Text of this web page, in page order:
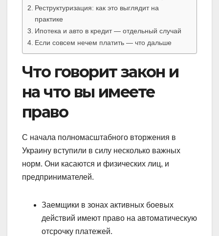
Реструктуризация: как это выглядит на
практике
Ипотека и авто в кредит — отдельный случай
Если совсем нечем платить — что дальше
Что говорит закон и
на что вы имеете
право
С начала полномасштабного вторжения в
Украину вступили в силу несколько важных
норм. Они касаются и физических лиц, и
предпринимателей.
Заемщики в зонах активных боевых
действий имеют право на автоматическую
отсрочку платежей.